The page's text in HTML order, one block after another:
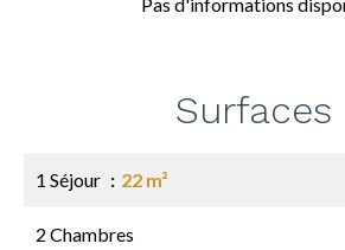
Surfaces
1 Séjour 22 m²
2 Chambres